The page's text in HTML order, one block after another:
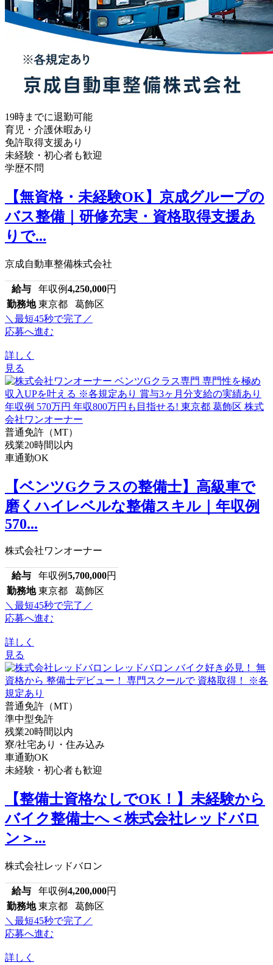
19時までに退勤可能
育児・介護休暇あり
免許取得支援あり
未経験・初心者も歓迎
学歴不問
【無資格・未経験OK】京成グループの
バス整備｜研修充実・資格取得支援あ
りで...
京成自動車整備株式会社
給与 年収例4,250,000円
勤務地 東京都 葛飾区
＼最短45秒で完了／
応募へ進む
詳しく
見る
普通免許（MT）
残業20時間以内
車通勤OK
【ベンツGクラスの整備士】高級車で
磨くハイレベルな整備スキル｜年収例
570...
株式会社ワンオーナー
給与 年収例5,700,000円
勤務地 東京都 葛飾区
＼最短45秒で完了／
応募へ進む
詳しく
見る
普通免許（MT）
準中型免許
残業20時間以内
寮/社宅あり・住み込み
車通勤OK
未経験・初心者も歓迎
【整備士資格なしでOK！】未経験から
バイク整備士へ＜株式会社レッドバロ
ン＞...
株式会社レッドバロン
給与 年収例4,200,000円
勤務地 東京都 葛飾区
＼最短45秒で完了／
応募へ進む
詳しく